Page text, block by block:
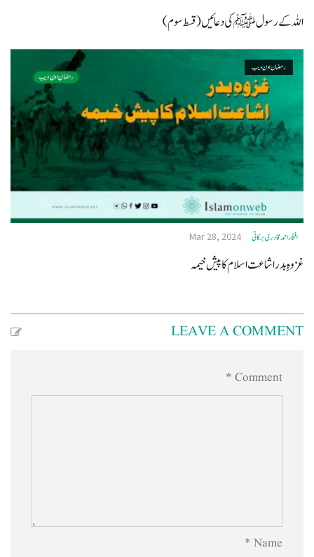
اللہ کے رسول ﷺ کی دعائیں(قسط سوم)
رمضان اون ويب
افتخاراحمدقادری برکاتی Mar 28, 2024
غزوہِ بدر اشاعت اسلام کا پیش خیمہ
LEAVE A COMMENT
Comment *
Name *